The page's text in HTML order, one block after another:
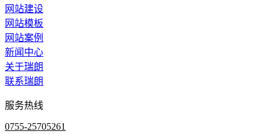
网站建设
网站模板
网站案例
新闻中心
关于瑞朗
联系瑞朗
服务热线
0755-25705261